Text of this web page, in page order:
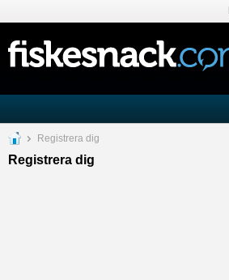
Registrera dig
Registrera dig